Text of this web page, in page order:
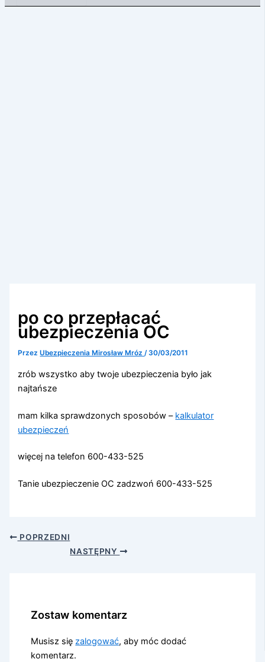
po co przepłacać
ubezpieczenia OC
PrzezUbezpieczenia Mirosław Mróz/30/03/2011
zrób wszystko aby twoje ubezpieczenia było jak
najtańsze
mam kilka sprawdzonych sposobów – kalkulator
ubezpieczeń
więcej na telefon 600-433-525
Tanie ubezpieczenie OC zadzwoń 600-433-525
POPRZEDNI
NASTĘPNY
Zostaw komentarz
Musisz sięzalogować, aby móc dodać
komentarz.